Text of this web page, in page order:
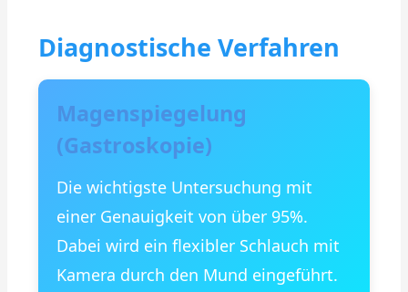
Diagnostische Verfahren
Magenspiegelung
(Gastroskopie)
Die wichtigste Untersuchung mit
einer Genauigkeit von über 95%.
Dabei wird ein flexibler Schlauch mit
Kamera durch den Mund eingeführt.